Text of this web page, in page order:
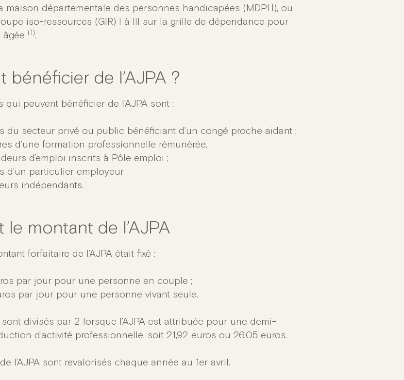
maison départementale des personnes handicapées (MDPH), ou
iso-ressources (GIR) I à III sur la grille de dépendance pour
âgée (1).
bénéficier de l’AJPA ?
qui peuvent bénéficier de l’AJPA sont :
du secteur privé ou public bénéficiant d’un congé proche aidant ;
d’une formation professionnelle rémunérée,
d’emploi inscrits à Pôle emploi ;
d’un particulier employeur
indépendants.
le montant de l’AJPA
forfaitaire de l’AJPA était fixé :
par jour pour une personne en couple ;
par jour pour une personne vivant seule.
divisés par 2 lorsque l’AJPA est attribuée pour une demi-
d’activité professionnelle, soit 21,92 euros ou 26,05 euros.
l’AJPA sont revalorisés chaque année au 1er avril.